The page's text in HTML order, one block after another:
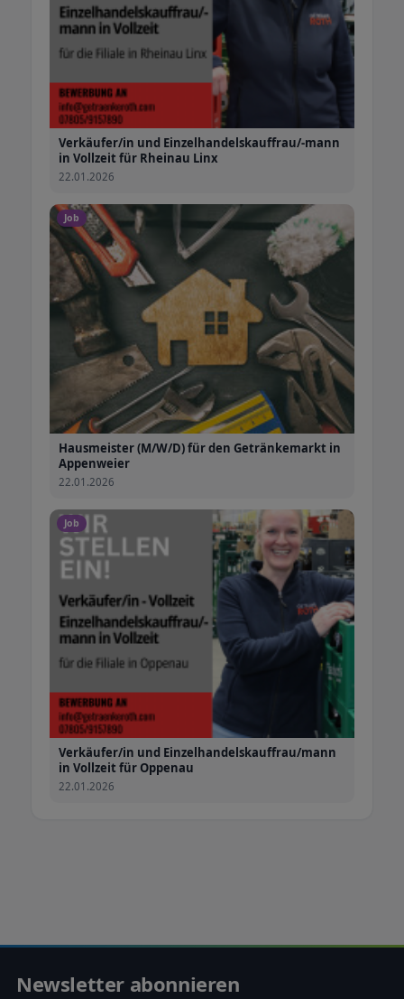
Verkäufer/in und Einzelhandelskauffrau/-mann
in Vollzeit für Rheinau Linx
22.01.2026
Job
Hausmeister (M/W/D) für den Getränkemarkt in
Appenweier
22.01.2026
Job
Verkäufer/in und Einzelhandelskauffrau/mann
in Vollzeit für Oppenau
22.01.2026
Newsletter abonnieren